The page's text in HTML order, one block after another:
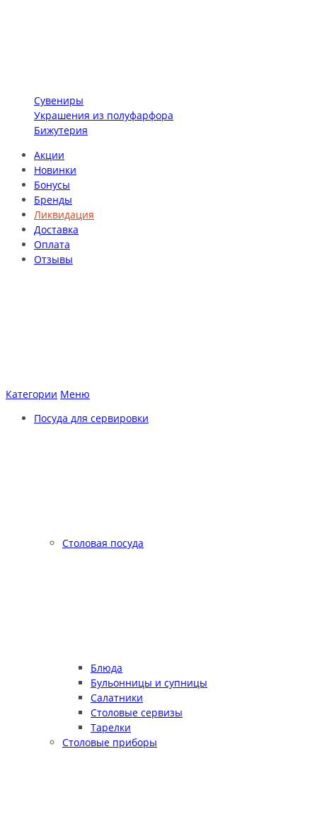
Сувениры
Украшения из полуфарфора
Бижутерия
Акции
Новинки
Бонусы
Бренды
Ликвидация
Доставка
Оплата
Отзывы
Категории Меню
Посуда для сервировки
Столовая посуда
Блюда
Бульонницы и супницы
Салатники
Столовые сервизы
Тарелки
Столовые приборы